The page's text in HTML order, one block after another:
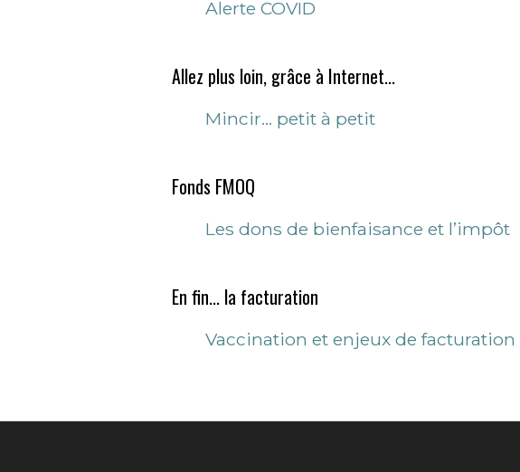
Alerte COVID
Allez plus loin, grâce à Internet...
Mincir… petit à petit
Fonds FMOQ
Les dons de bienfaisance et l’impôt
En fin... la facturation
Vaccination et enjeux de facturation